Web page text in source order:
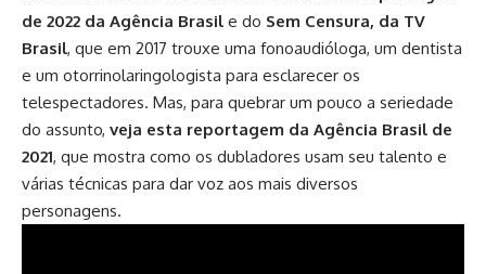
de 2022 da Agência Brasil e do Sem Censura, da TV
Brasil, que em 2017 trouxe uma fonoaudióloga, um dentista
e um otorrinolaringologista para esclarecer os
telespectadores. Mas, para quebrar um pouco a seriedade
do assunto, veja esta reportagem da Agência Brasil de
2021, que mostra como os dubladores usam seu talento e
várias técnicas para dar voz aos mais diversos
personagens.